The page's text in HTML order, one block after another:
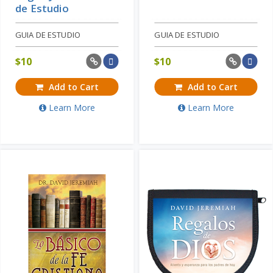
de Estudio
GUIA DE ESTUDIO
$10
Add to Cart
Learn More
GUIA DE ESTUDIO
$10
Add to Cart
Learn More